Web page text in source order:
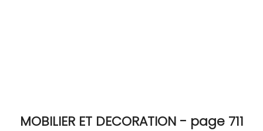
MOBILIER ET DECORATION - page 711